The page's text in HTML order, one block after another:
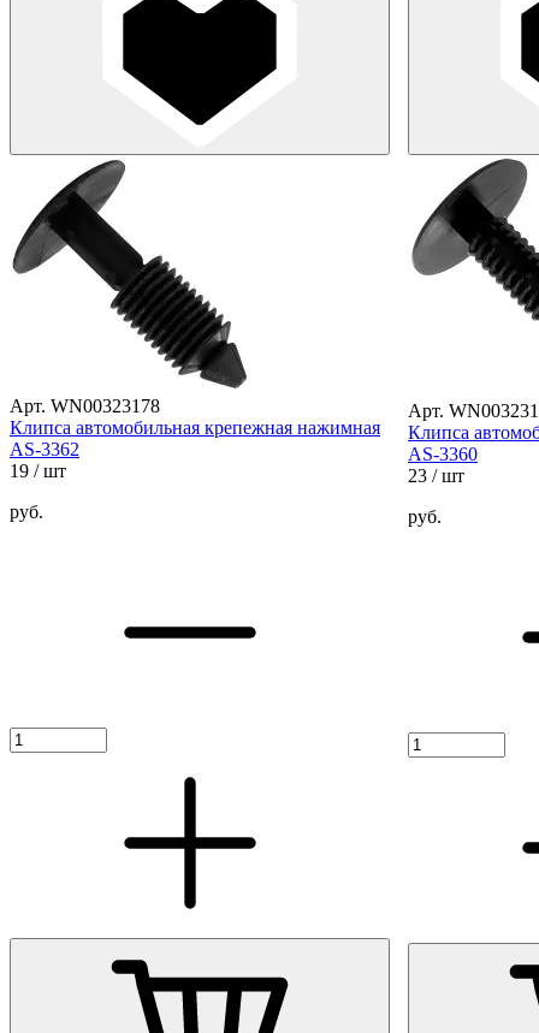
Арт. WN00323178
Клипса автомобильная крепежная нажимная
AS-3362
19 / шт
руб.
Арт.
Клипса
AS-3360
23 / шт
руб.